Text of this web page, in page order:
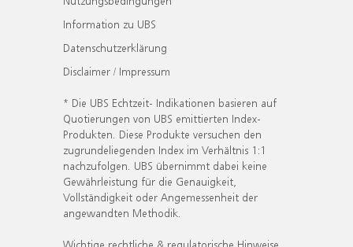
Information zu UBS
Datenschutzerklärung
Disclaimer / Impressum
* Die UBS Echtzeit- Indikationen basieren auf
Quotierungen von UBS emittierten Index-
Produkten. Diese Produkte versuchen den
zugrundeliegenden Index im Verhältnis 1:1
nachzufolgen. UBS übernimmt dabei keine
Gewährleistung für die Genauigkeit,
Vollständigkeit oder Angemessenheit der
angewandten Methodik.